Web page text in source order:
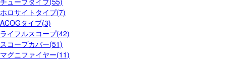
ホロサイトタイプ(7)
ACOGタイプ(3)
ライフルスコープ(42)
スコープカバー(51)
マグニファイヤー(11)